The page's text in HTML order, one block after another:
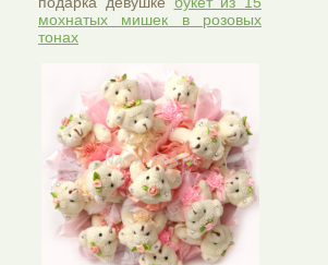
мохнатых мишек в розовых
тонах